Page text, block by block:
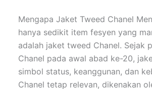
Mengapa Jaket Tweed Chanel
hanya sedikit item fesyen yang
adalah jaket tweed Chanel. Sejak
Chanel pada awal abad ke-20,
simbol status, keanggunan, dan
Chanel tetap relevan, dikenakan